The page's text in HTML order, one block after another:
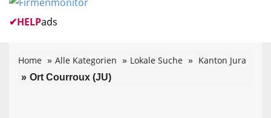
✔HELPads
Home Alle Kategorien Lokale Suche Kanton Jura
Ort Courroux (JU)